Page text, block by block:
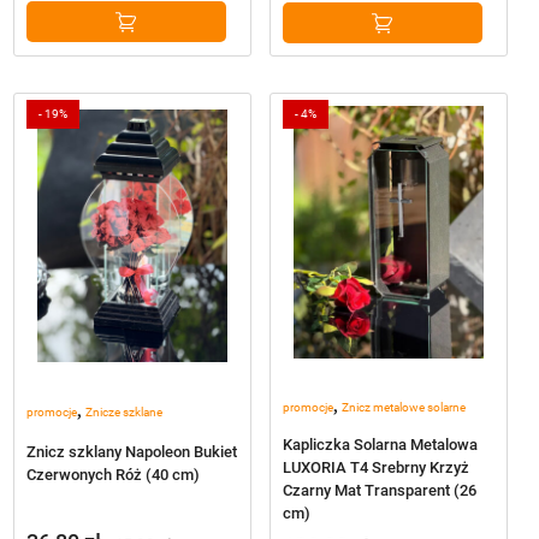
55,70 zł.
52,99 zł.
229,00 zł.
219,00 zł.
promocje, Znicze szklane
Znicz szklany Napoleon Bukiet
Czerwonych Róż (40 cm)
-19%
promocje, Znicz metalowe solarne
Kapliczka Solarna Metalowa
LUXORIA T4 Srebrny Krzyż
Czarny Mat Transparent (26
cm)
-4%